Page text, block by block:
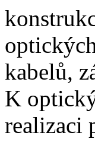
kabelů,
K
realizaci